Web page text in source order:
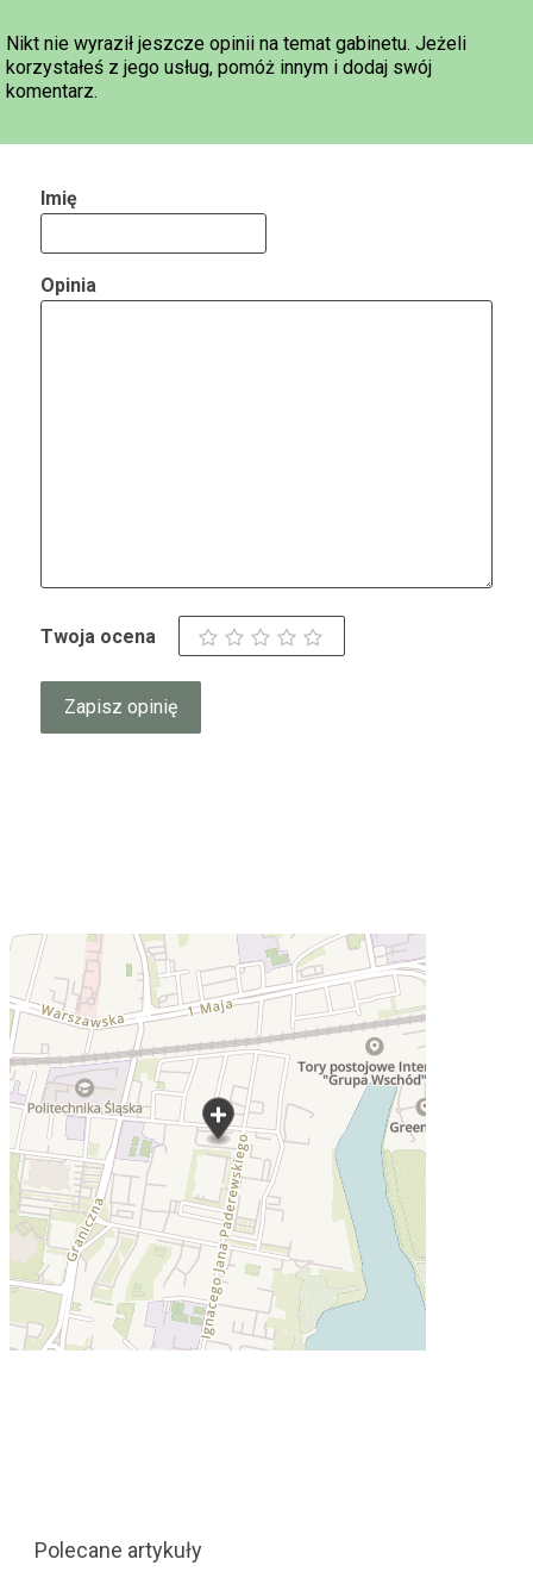
Nikt nie wyraził jeszcze opinii na temat gabinetu. Jeżeli
korzystałeś z jego usług, pomóż innym i dodaj swój
komentarz.
Imię
Opinia
Twoja ocena
Polecane artykuły